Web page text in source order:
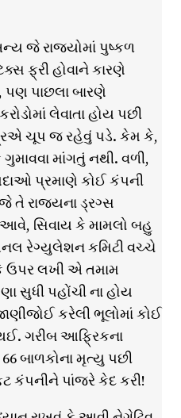
જે રાજ્યોમાં પુષ્કળ
ફ્રી હોવાને કારણે
પાછલા બારણે
લેવાતા હોય પછી
ચૂપ જ રહેવું પડે. કેમ કે,
માંગતું નથી. વળી,
પ્રમાણે કોઈ કંપની
તે રાજ્યના ડ્રગ્સ
સિવાય કે મામલો બહુ
રેગ્યુલેશન કમિટી વચ્ચે
ઉપર લખી એ તમામ
પહોંચી ના હોય
કરેલી ભૂલોમાં કોઈ
ગરીબ આફ્રિકના
66 બાળકોના મૃત્યુ પછી
પાંજરે કેદ કરી!